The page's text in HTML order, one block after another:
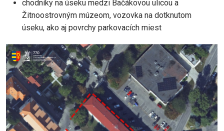
chodníky na úseku medzi Bačákovou ulicou a
Žitnoostrovným múzeom, vozovka na dotknutom
úseku, ako aj povrchy parkovacích miest